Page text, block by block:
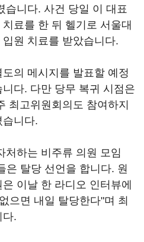
습니다. 사건 당일 이 대표
료를 한 뒤 헬기로 서울대
원 치료를 받았습니다.
의 메시지를 발표할 예정
다. 다만 당무 복귀 시점은
최고위원회의도 참여하지
습니다.
처하는 비주류 의원 모임
은 탈당 선언을 합니다. 원
이날 한 라디오 인터뷰에
으면 내일 탈당한다"며 최
다.